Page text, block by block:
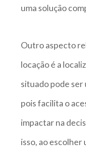
uma solução
Outro aspecto
locação é a
situado pode
pois facilita o
impactar na
isso, ao escolher